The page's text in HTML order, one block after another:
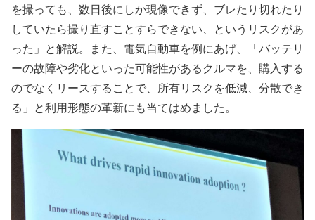
を撮っても、数日後にしか現像できず、ブレたり切れたり
していたら撮り直すことすらできない、というリスクがあ
った」と解説。また、電気自動車を例にあげ、「バッテリ
ーの故障や劣化といった可能性があるクルマを、購入する
のでなくリースすることで、所有リスクを低減、分散でき
る」と利用形態の革新にも当てはめました。